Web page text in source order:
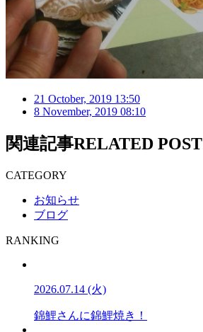
21 October, 2019 13:50
8 November, 2019 08:10
関連記事RELATED POST
CATEGORY
お知らせ
ブログ
RANKING
2026.07.14 (火)
錦鯉さんに錦鯉焼き！